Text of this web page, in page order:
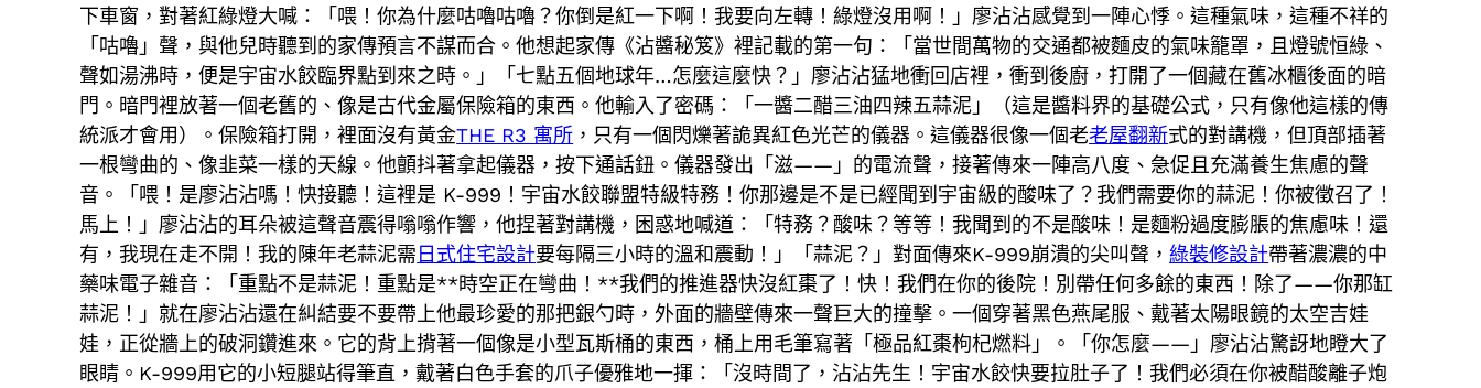
下車窗，對著紅綠燈大喊：「喂！你為什麼咕嚕咕嚕？你倒是紅一下啊！我要向左轉！綠燈沒用啊！」廖沾沾感覺到一陣心悸。這種氣味，這種不祥的
「咕嚕」聲，與他兒時聽到的家傳預言不謀而合。他想起家傳《沾醬秘笈》裡記載的第一句：「當世間萬物的交通都被麵皮的氣味籠罩，且燈號恒綠、
聲如湯沸時，便是宇宙水餃臨界點到來之時。」「七點五個地球年…怎麼這麼快？」廖沾沾猛地衝回店裡，衝到後廚，打開了一個藏在舊冰櫃後面的暗
門。暗門裡放著一個老舊的、像是古代金屬保險箱的東西。他輸入了密碼：「一醬二醋三油四辣五蒜泥」（這是醬料界的基礎公式，只有像他這樣的傳
統派才會用）。保險箱打開，裡面沒有黃金THE R3 寓所 ，只有一個閃爍著詭異紅色光芒的儀器。這儀器很像一個老老屋翻新式的對講機，但頂部插著
一根彎曲的、像韭菜一樣的天線。他顫抖著拿起儀器，按下通話鈕。儀器發出「滋——」的電流聲，接著傳來一陣高八度、急促且充滿養生焦慮的聲
音。「喂！是廖沾沾嗎！快接聽！這裡是 K-999！宇宙水餃聯盟特級特務！你那邊是不是已經聞到宇宙級的酸味了？我們需要你的蒜泥！你被徵召了！
馬上！」廖沾沾的耳朵被這聲音震得嗡嗡作響，他捏著對講機，困惑地喊道：「特務？酸味？等等！我聞到的不是酸味！是麵粉過度膨脹的焦慮味！還
有，我現在走不開！我的陳年老蒜泥需 日式住宅設計要每隔三小時的溫和震動！」「蒜泥？」對面傳來K-999崩潰的尖叫聲，綠裝修設計帶著濃濃的中
藥味電子雜音：「重點不是蒜泥！重點是**時空正在彎曲！**我們的推進器快沒紅棗了！快！我們在你的後院！別帶任何多餘的東西！除了——你那缸
蒜泥！」就在廖沾沾還在糾結要不要帶上他最珍愛的那把銀勺時，外面的牆壁傳來一聲巨大的撞擊。一個穿著黑色燕尾服、戴著太陽眼鏡的太空吉娃
娃，正從牆上的破洞鑽進來。它的背上揹著一個像是小型瓦斯桶的東西，桶上用毛筆寫著「極品紅棗枸杞燃料」。「你怎麼——」廖沾沾驚訝地瞪大了
眼睛。K-999用它的小短腿站得筆直，戴著白色手套的爪子優雅地一揮：「沒時間了，沾沾先生！宇宙水餃快要拉肚子了！我們必須在你被醋酸離子炮